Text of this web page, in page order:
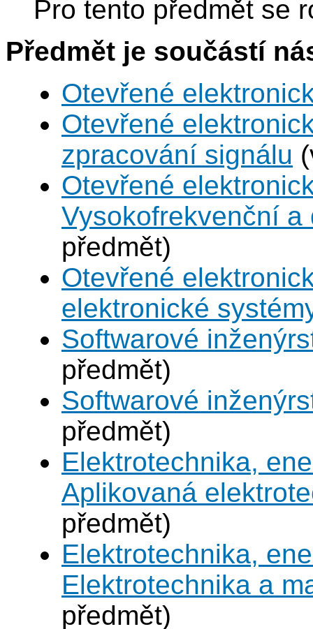
Pro tento předmět se
Předmět je součástí
Otevřené
Otevřené
zpracování signálu
Otevřené
Vysokofrekvenční
předmět)
Otevřené
elektronické
Softwarové
předmět)
Softwarové
předmět)
Elektrotechnika,
Aplikovaná
předmět)
Elektrotechnika,
Elektrotechnika a
předmět)